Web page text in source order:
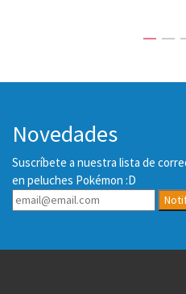
Novedades
Suscríbete a nuestra lista de
en peluches Pokémon :D